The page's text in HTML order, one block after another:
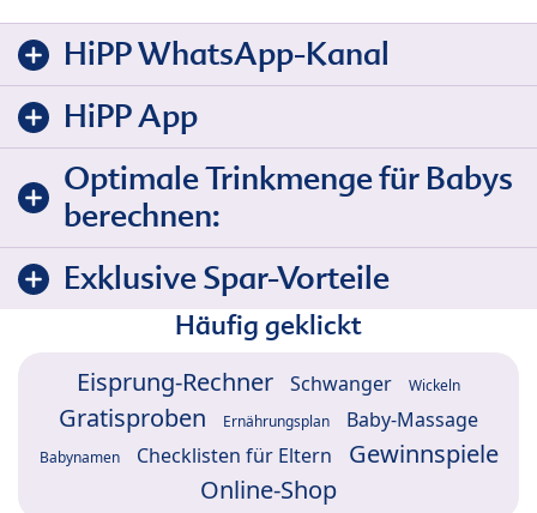
HiPP WhatsApp-Kanal
HiPP App
Optimale Trinkmenge für Babys
berechnen:
Exklusive Spar-Vorteile
Häufig geklickt
Eisprung-Rechner Schwanger Wickeln
Gratisproben Ernährungsplan Baby-Massage
Babynamen Checklisten für Eltern
Gewinnspiele
Online-Shop